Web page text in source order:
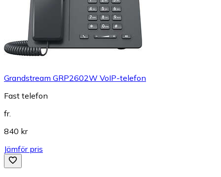
Grandstream GRP2602W VoIP-telefon
Fast telefon
fr.
840 kr
Jämför pris